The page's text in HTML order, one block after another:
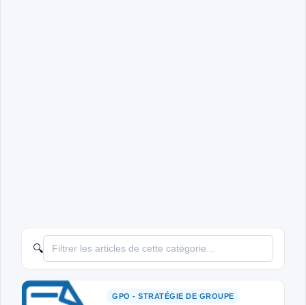
🔍
GPO - STRATÉGIE DE GROUPE